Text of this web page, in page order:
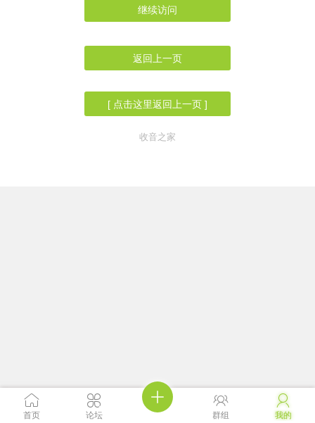

首页

论坛
 
群组

我的
继续访问
返回上一页
[ 点击这里返回上一页 ]
收音之家